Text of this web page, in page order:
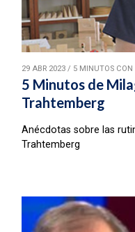
29 ABR 2023/ 5 MINUTOS CON
5 Minutos de
Trahtemberg
Anécdotas sobre las
Trahtemberg